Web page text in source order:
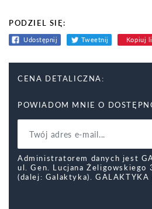
PODZIEL SIĘ:
Udostępnij Tweetnij Kopiuj
CENA DETALICZNA:
POWIADOM MNIE O
Administratorem danych jest
ul. Gen. Lucjana
(dalej: Galaktyka). GALAKTYKA